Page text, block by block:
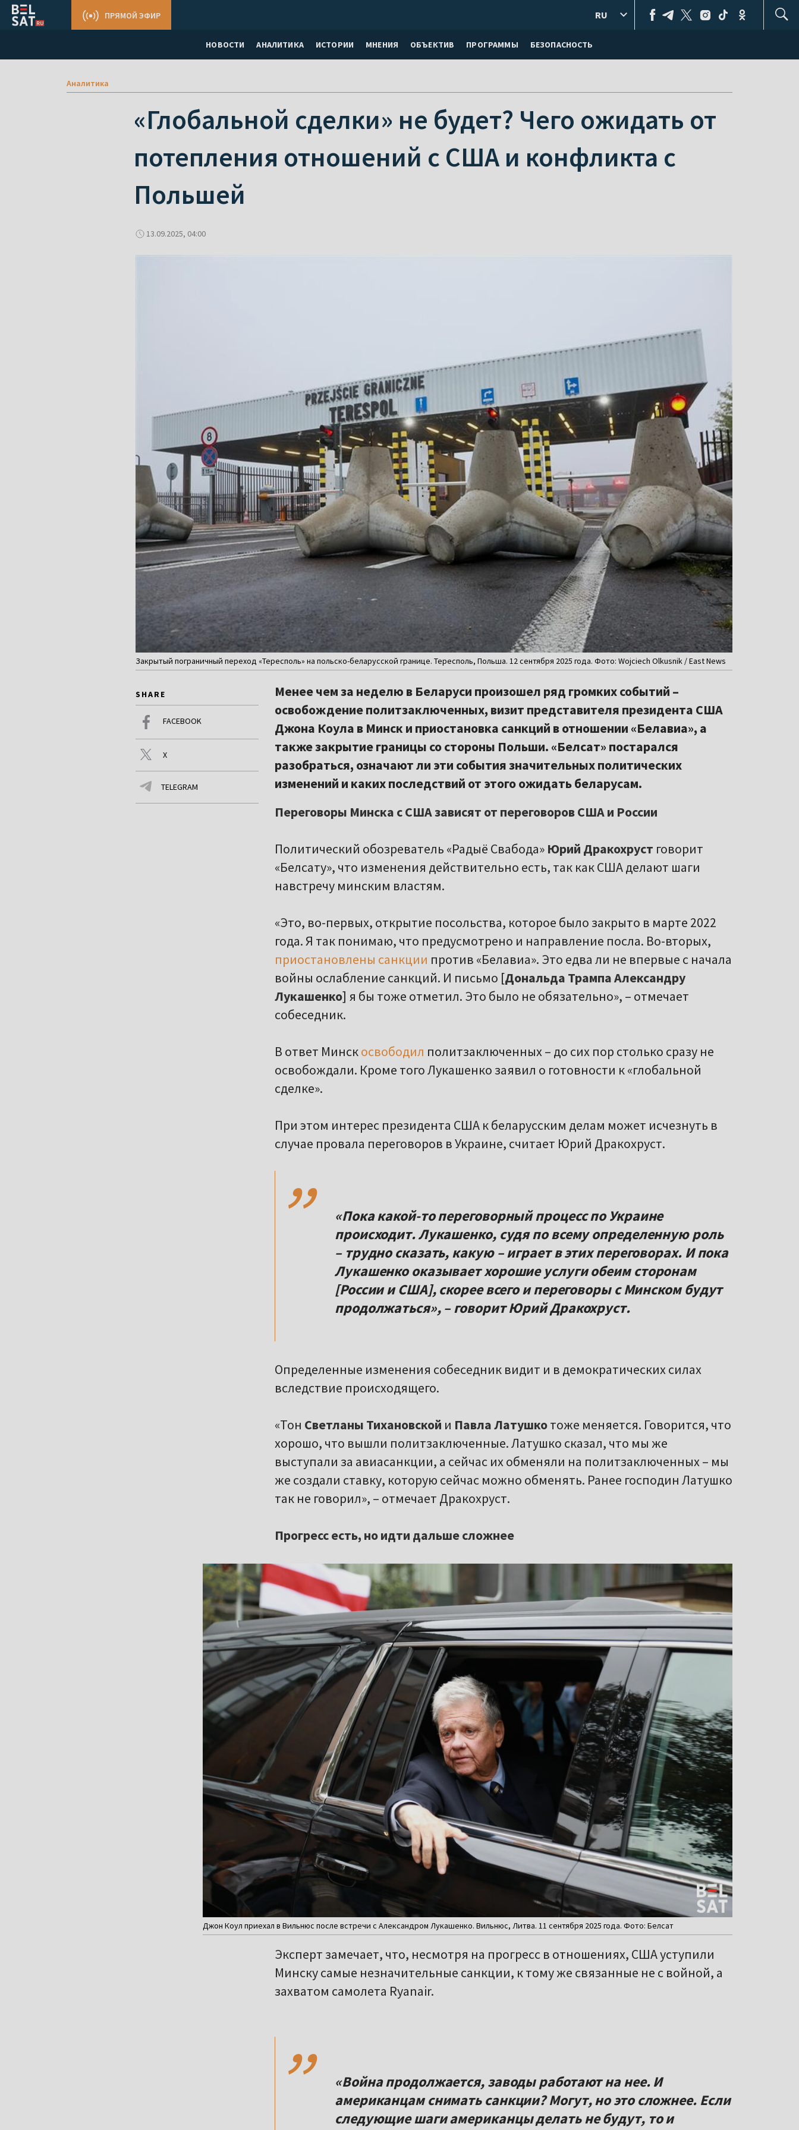
НОВОСТИ АНАЛИТИКА ИСТОРИИ МНЕНИЯ ОБЪЕКТИВ ПРОГРАММЫ БЕЗОПАСНОСТЬ
ПРЯМОЙ ЭФИР RU
Аналитика
«Глобальной сделки» не будет? Чего ожидать от
потепления отношений с США и конфликта с
Польшей
13.09.2025, 04:00
Закрытый пограничный переход «Тересполь» на польско-беларусской границе. Тересполь, Польша. 12 сентября 2025 года. Фото: Wojciech Olkusnik / East News
SHARE
FACEBOOK
X
TELEGRAM
Менее чем за неделю в Беларуси произошел ряд громких событий –
освобождение политзаключенных, визит представителя президента США
Джона Коула в Минск и приостановка санкций в отношении «Белавиа», а
также закрытие границы со стороны Польши. «Белсат» постарался
разобраться, означают ли эти события значительных политических
изменений и каких последствий от этого ожидать беларусам.
Переговоры Минска с США зависят от переговоров США и России
Политический обозреватель «Радыё Свабода» Юрий Дракохруст говорит
«Белсату», что изменения действительно есть, так как США делают шаги
навстречу минским властям.
«Это, во-первых, открытие посольства, которое было закрыто в марте 2022
года. Я так понимаю, что предусмотрено и направление посла. Во-вторых,
приостановлены санкции против «Белавиа». Это едва ли не впервые с начала
войны ослабление санкций. И письмо [Дональда Трампа Александру
Лукашенко] я бы тоже отметил. Это было не обязательно», – отмечает
собеседник.
В ответ Минскосвободил политзаключенных – до сих пор столько сразу не
освобождали. Кроме того Лукашенко заявил о готовности к «глобальной
сделке».
При этом интерес президента США к беларусским делам может исчезнуть в
случае провала переговоров в Украине, считает Юрий Дракохруст.
,,
«Пока какой-то переговорный процесс по Украине
происходит. Лукашенко, судя по всему определенную роль
– трудно сказать, какую – играет в этих переговорах. И пока
Лукашенко оказывает хорошие услуги обеим сторонам
[России и США], скорее всего и переговоры с Минском будут
продолжаться», – говорит Юрий Дракохруст.
Определенные изменения собеседник видит и в демократических силах
вследствие происходящего.
«Тон Светланы Тихановской и Павла Латушкотоже меняется. Говорится, что
хорошо, что вышли политзаключенные. Латушко сказал, что мы же
выступали за авиасанкции, а сейчас их обменяли на политзаключенных – мы
же создали ставку, которую сейчас можно обменять. Ранее господин Латушко
так не говорил», – отмечает Дракохруст.
Прогресс есть, но идти дальше сложнее
Джон Коул приехал в Вильнюс после встречи с Александром Лукашенко. Вильнюс, Литва. 11 сентября 2025 года. Фото: Белсат
Эксперт замечает, что, несмотря на прогресс в отношениях, США уступили
Минску самые незначительные санкции, к тому же связанные не с войной, а
захватом самолета Ryanair.
,,
«Война продолжается, заводы работают на нее. И
американцам снимать санкции? Могут, но это сложнее. Если
следующие шаги американцы делать не будут, то и